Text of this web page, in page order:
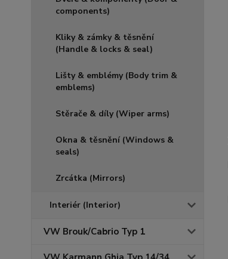
components)
Kliky & zámky & těsnění
(Handle & locks & seal)
Lišty & emblémy (Body trim &
emblems)
Stěrače & díly (Wiper arms)
Okna & těsnění (Windows &
seals)
Zrcátka (Mirrors)
Interiér (Interior)
VW Brouk/Cabrio Typ 1